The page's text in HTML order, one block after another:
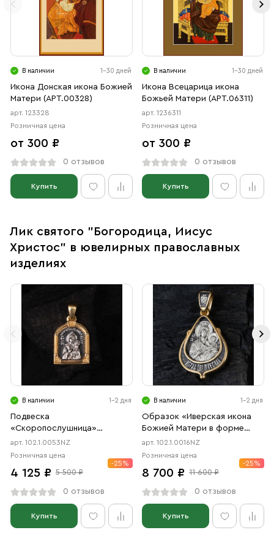
В наличии 1-30 дней
Икона Донская икона Божией
Матери (АРТ.00328)
арт. 123328
Розничная цена
от 300 ₽
0 отзывов
Купить
В наличии 1-30 дней
Икона Всецарица икона
Божьей Матери (АРТ.06311)
арт. 1236311
Розничная цена
от 300 ₽
0 отзывов
Купить
Лик святого "Богородица, Иисус
Христос" в ювелирных православных
изделиях
В наличии 1-2 дня
Подвеска
«Скоропослушница»
чернение, позолота
арт. 102.1.0053NZ
Розничная цена
4 125 ₽ 5 500 ₽
-25%
0 отзывов
Купить
В наличии 1-2 дня
Образок «Иверская икона
Божией Матери в форме
цаты» чернение, позолота
арт. 102.1.0016NZ
Розничная цена
8 700 ₽ 11 600 ₽
-25%
0 отзывов
Купить